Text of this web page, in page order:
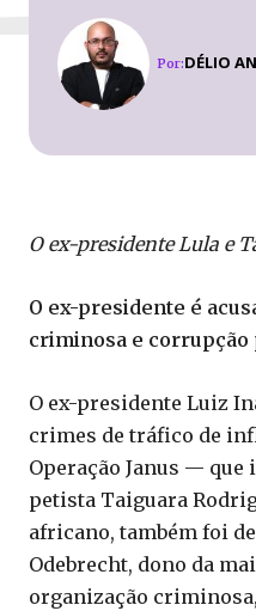
Por:DÉLIO
O ex-presidente Lula e
O ex-presidente é
criminosa e corrupção
O ex-presidente Luiz
crimes de tráfico de
Operação Janus — que
petista Taiguara
africano, também foi
Odebrecht, dono da
organização